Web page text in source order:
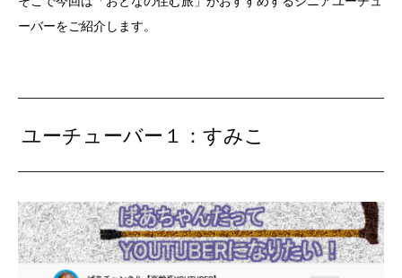
ーバーをご紹介します。
ユーチューバー１：すみこ